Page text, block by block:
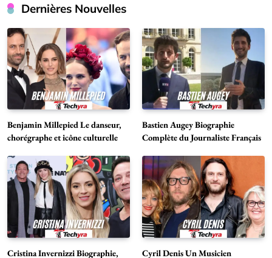
Dernières Nouvelles
Benjamin Millepied Le danseur,
chorégraphe et icône culturelle
Bastien Augey Biographie
Complète du Journaliste Français
Cristina Invernizzi Biographie,
Cyril Denis Un Musicien